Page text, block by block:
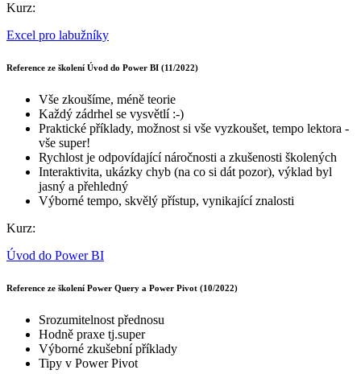
Kurz:
Excel pro labužníky
Reference ze školení Úvod do Power BI (11/2022)
Vše zkoušíme, méně teorie
Každý zádrhel se vysvětlí :-)
Praktické příklady, možnost si vše vyzkoušet, tempo lektora -
vše super!
Rychlost je odpovídající náročnosti a zkušenosti školených
Interaktivita, ukázky chyb (na co si dát pozor), výklad byl
jasný a přehledný
Výborné tempo, skvělý přístup, vynikající znalosti
Kurz:
Úvod do Power BI
Reference ze školení Power Query a Power Pivot (10/2022)
Srozumitelnost přednosu
Hodně praxe tj.super
Výborné zkušební příklady
Tipy v Power Pivot